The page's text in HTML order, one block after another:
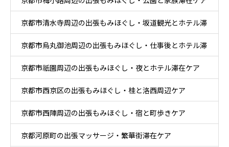
京都市清水寺周辺の出張もみほぐし・坂道観光とホテル滞
在ケア
京都市烏丸御池周辺の出張もみほぐし・仕事後とホテル滞
在ケア
京都市祇園周辺の出張もみほぐし・夜とホテル滞在ケア
京都市西京区の出張もみほぐし・桂と洛西周辺ケア
京都市西陣周辺の出張もみほぐし・宿と町歩きケア
京都河原町の出張マッサージ・繁華街滞在ケア